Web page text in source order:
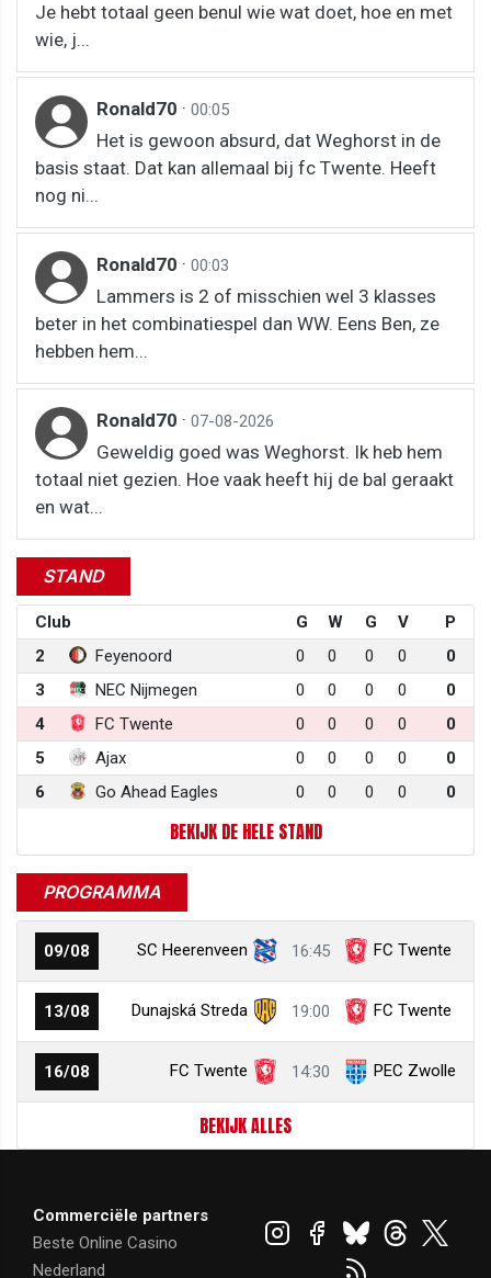
Je hebt totaal geen benul wie wat doet, hoe en met
wie, j...
Ronald70 · 00:05
Het is gewoon absurd, dat Weghorst in de
basis staat. Dat kan allemaal bij fc Twente. Heeft
nog ni...
Ronald70 · 00:03
Lammers is 2 of misschien wel 3 klasses
beter in het combinatiespel dan WW. Eens Ben, ze
hebben hem...
Ronald70 · 07-08-2026
Geweldig goed was Weghorst. Ik heb hem
totaal niet gezien. Hoe vaak heeft hij de bal geraakt
en wat...
STAND
Club G W G V
P
2
Feyenoord 0 0 0 0
0
3
NEC Nijmegen 0 0 0 0
0
4
FC Twente 0 0 0 0
0
5
Ajax 0 0 0 0
0
6
Go Ahead Eagles 0 0 0 0 0
BEKIJK DE HELE STAND
PROGRAMMA
09/08 SC Heerenveen 16:45 FC Twente
13/08 Dunajská Streda 19:00 FC Twente
16/08 FC Twente 14:30 PEC Zwolle
BEKIJK ALLES
Commerciële partners
Beste Online Casino
Nederland